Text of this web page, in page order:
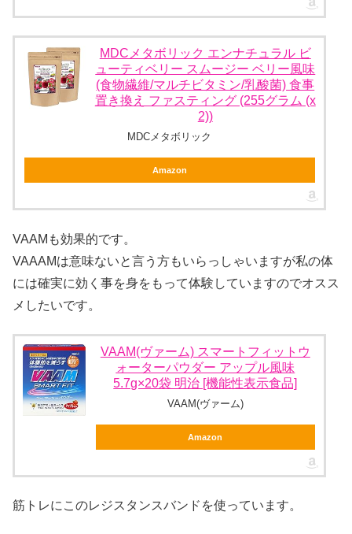
MDCメタボリック エンナチュラル ビ
ューティベリー スムージー ベリー風味
(食物繊維/マルチビタミン/乳酸菌) 食事
置き換え ファスティング (255グラム (x
2))
MDCメタボリック
Amazon
VAAMも効果的です。
VAAAMは意味ないと言う方もいらっしゃいますが私の体
には確実に効く事を身をもって体験していますのでオスス
メしたいです。
VAAM(ヴァーム) スマートフィットウ
ォーターパウダー アップル風味
5.7g×20袋 明治 [機能性表示食品]
VAAM(ヴァーム)
Amazon
筋トレにこのレジスタンスバンドを使っています。